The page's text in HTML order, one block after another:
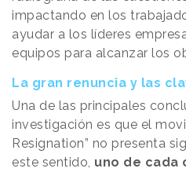
impactando en los
ayudar a los líderes
equipos para alcanzar los
La gran renuncia y las
Una de las principales
investigación es que el
Resignation” no presenta
este sentido, uno de cada